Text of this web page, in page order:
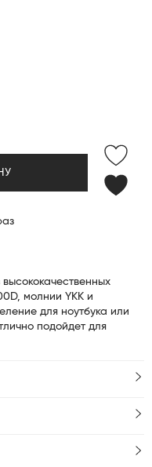
молнии YKK и
для ноутбука или
подойдет для